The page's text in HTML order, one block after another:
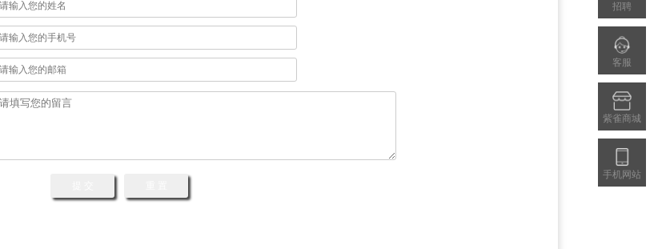
招聘
客服
紫雀商城
手机网站